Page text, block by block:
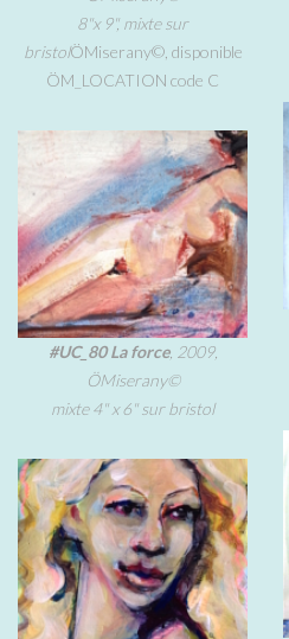
8"x 9", mixte sur
bristolÖMiserany©, disponible
ÖM_LOCATION code C
#UC_80 La force, 2009,
ÖMiserany©
mixte 4" x 6" sur bristol